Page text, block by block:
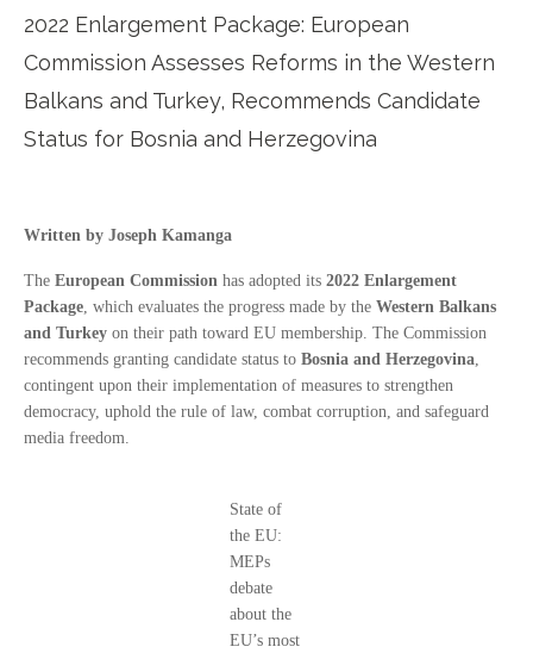
2022 Enlargement Package: European
Commission Assesses Reforms in the Western
Balkans and Turkey, Recommends Candidate
Status for Bosnia and Herzegovina
Written by Joseph Kamanga
The European Commission has adopted its 2022 Enlargement
Package, which evaluates the progress made by the Western Balkans
and Turkey on their path toward EU membership. The Commission
recommends granting candidate status to Bosnia and Herzegovina,
contingent upon their implementation of measures to strengthen
democracy, uphold the rule of law, combat corruption, and safeguard
media freedom.
State of
the EU:
MEPs
debate
about the
EU’s most